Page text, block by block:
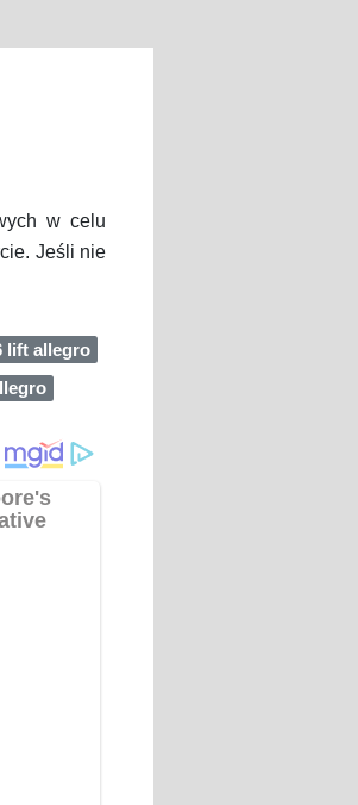
w celu
Jeśli nie
lift allegro